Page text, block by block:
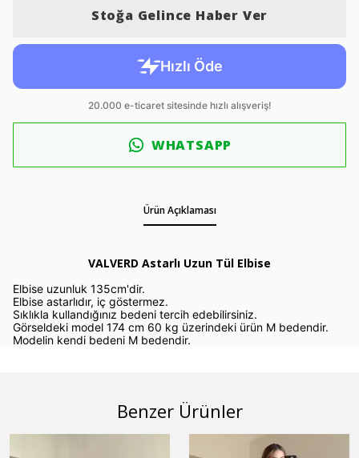
Stoğa Gelince Haber Ver
WHATSAPP
Ürün Açıklaması
VALVERD Astarlı Uzun Tül Elbise
Elbise uzunluk 135cm'dir.
Elbise astarlıdır, iç göstermez.
Sıklıkla kullandığınız bedeni tercih edebilirsiniz.
Görseldeki model 174 cm 60 kg üzerindeki ürün M bedendir.
Modelin kendi bedeni M bedendir.
Benzer Ürünler